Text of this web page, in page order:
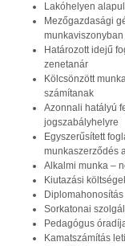
Lakóhelyen
Mezőgazdasági
munkaviszonyban
Határozott idejű
zenetanár
Kölcsönzött
számítanak
Azonnali hatályú
jogszabályhelyre
Egyszerűsített
munkaszerződés
Alkalmi munka –
Kiutazási
Sorkatonai
Pedagógus
Kamatszámítás